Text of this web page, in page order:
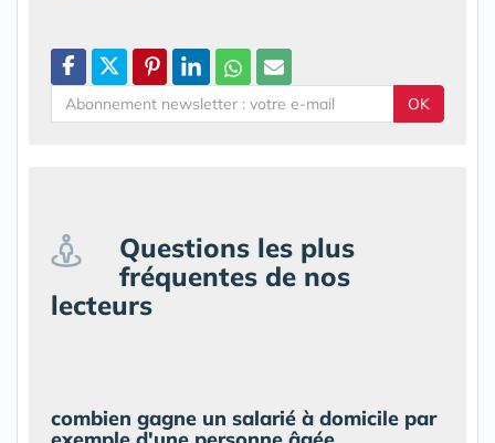
OK
Questions les plus
fréquentes de nos
lecteurs
combien gagne un salarié à domicile par